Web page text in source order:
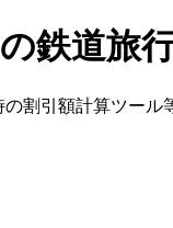
鉄道旅
割引額計算ツール